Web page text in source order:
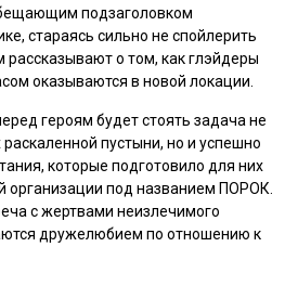
подзаголовком
стараясь сильно не спойлерить
рассказывают о том, как глэйдеры
оказываются в новой локации.
героям будет стоять задача не
пустыни, но и успешно
которые подготовило для них
организации под названием ПОРОК.
с жертвами неизлечимого
дружелюбием по отношению к